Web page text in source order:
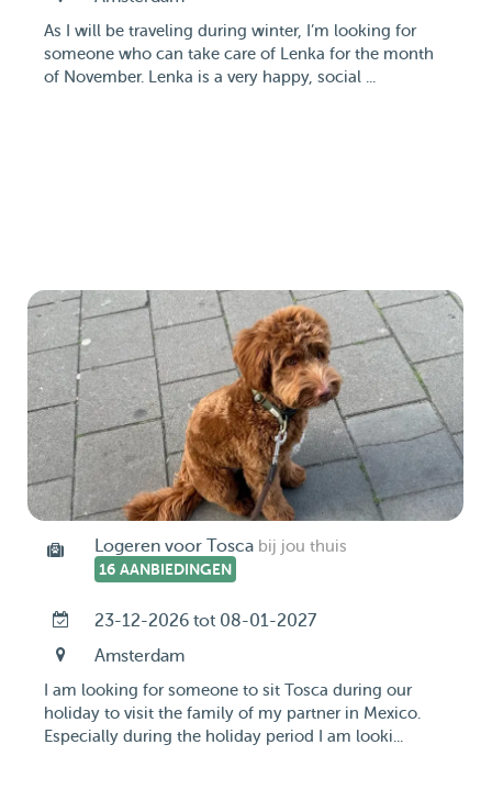
As I will be traveling during winter, I’m looking for
someone who can take care of Lenka for the month
of November. Lenka is a very happy, social ...
Logeren voor Tosca bij jou thuis
16 AANBIEDINGEN
23-12-2026 tot 08-01-2027
Amsterdam
I am looking for someone to sit Tosca during our
holiday to visit the family of my partner in Mexico.
Especially during the holiday period I am looki...